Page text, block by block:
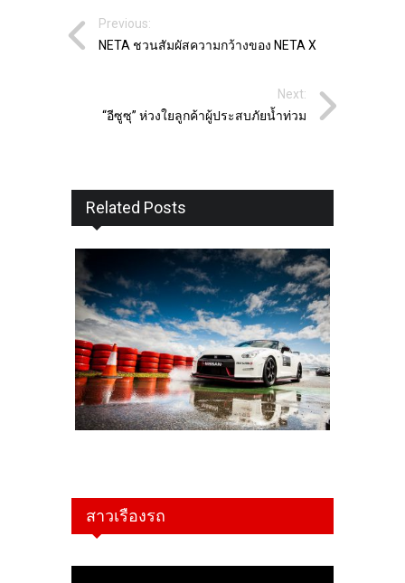
Previous:
NETA ชวนสัมผัสความกว้างของ NETA X
Next:
“อีซูซุ” ห่วงใยลูกค้าผู้ประสบภัยน้ำท่วม
Related Posts
สาวเรืองรถ